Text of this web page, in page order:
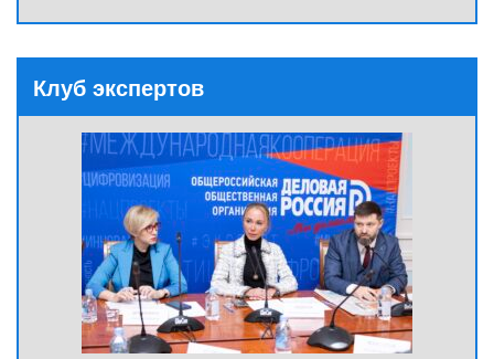
Клуб экспертов